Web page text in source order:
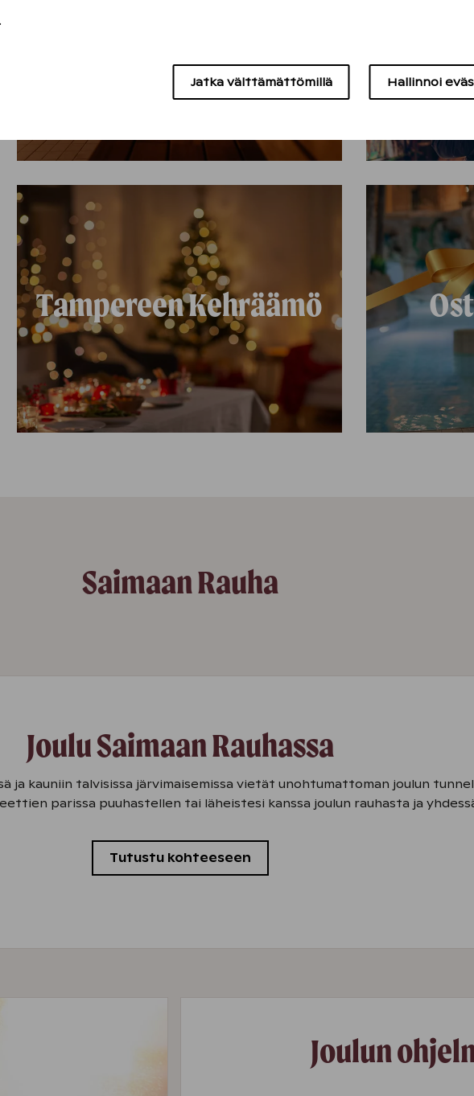
Tampereen Kehräämö
Saimaan Rauha
Joulu Saimaan Rauhassa
ja kauniin talvisissa järvimaisemissa vietät unohtumattoman joulun
parissa puuhastellen tai läheistesi kanssa joulun rauhasta ja
Tutustu kohteeseen
Joulun
.
Jatka välttämättömillä Hallinnoi